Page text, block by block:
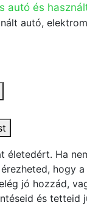
autó és
autó,
életedért. Ha
hogy
jó hozzád,
és tetteid